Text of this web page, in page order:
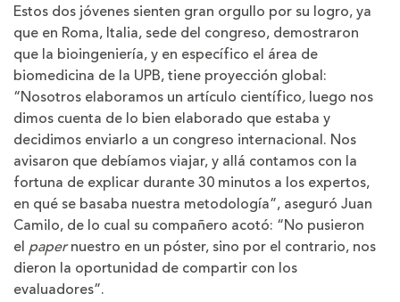
Estos dos jóvenes sienten gran orgullo por su logro, ya
que en Roma, Italia, sede del congreso, demostraron
que la bioingeniería, y en específico el área de
biomedicina de la UPB, tiene proyección global:
“Nosotros elaboramos un artículo científico, luego nos
dimos cuenta de lo bien elaborado que estaba y
decidimos enviarlo a un congreso internacional. Nos
avisaron que debíamos viajar, y allá contamos con la
fortuna de explicar durante 30 minutos a los expertos,
en qué se basaba nuestra metodología”, aseguró Juan
Camilo, de lo cual su compañero acotó: “No pusieron
el papernuestro en un póster, sino por el contrario, nos
dieron la oportunidad de compartir con los
evaluadores”.